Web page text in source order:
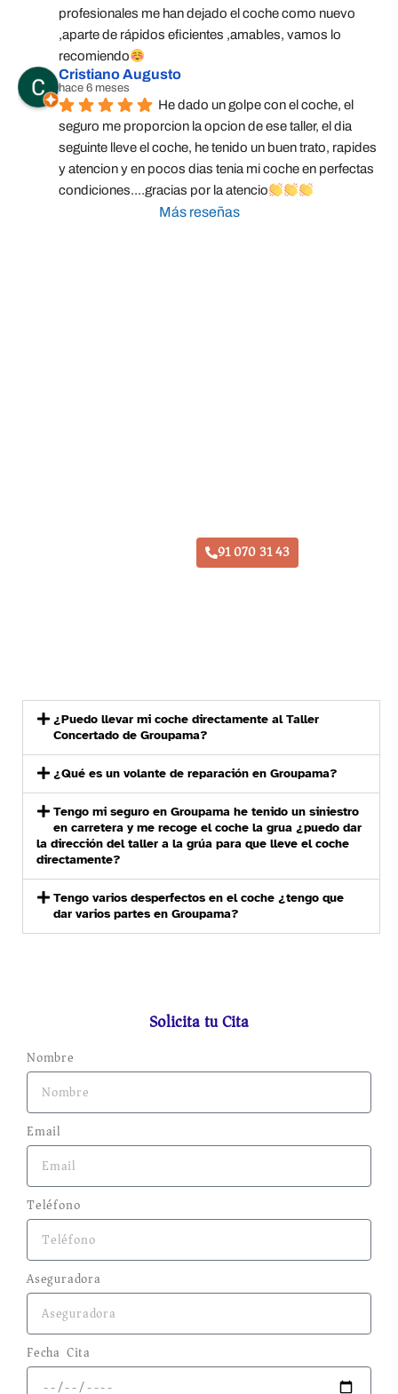
profesionales me han dejado el coche como nuevo
,aparte de rápidos eficientes ,amables, vamos lo
recomiendo
Cristiano Augusto
hace 6 meses
He dado un golpe con el coche, el
seguro me proporcion la opcion de ese taller, el dia
seguinte lleve el coche, he tenido un buen trato, rapides
y atencion y en pocos dias tenia mi coche en perfectas
condiciones....gracias por la atencio
Más reseñas
91 070 31 43
¿Puedo llevar mi coche directamente al Taller
Concertado de Groupama?
¿Qué es un volante de reparación en Groupama?
Tengo mi seguro en Groupama he tenido un siniestro
en carretera y me recoge el coche la grua ¿puedo dar
la dirección del taller a la grúa para que lleve el coche
directamente?
Tengo varios desperfectos en el coche ¿tengo que
dar varios partes en Groupama?
Solicita tu Cita
Nombre
Email
Teléfono
Aseguradora
Fecha Cita